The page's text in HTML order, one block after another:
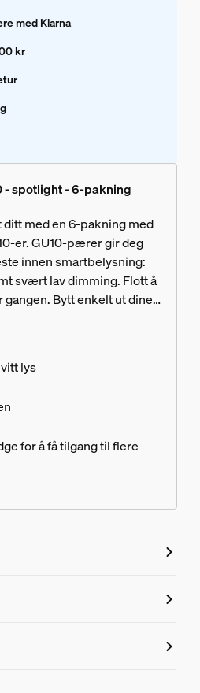
med Klarna
kr
- spotlight - 6-pakning
med en 6-pakning med
er. GU10-pærer gir deg
innen smartbelysning:
svært lav dimming. Flott å
Bytt enkelt ut dine
Hue GU10-er.
lys
for å få tilgang til flere